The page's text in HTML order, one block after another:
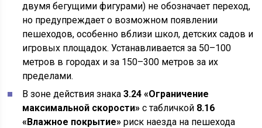
двумя бегущими фигурами) не обозначает переход,
но предупреждает о возможном появлении
пешеходов, особенно вблизи школ, детских садов и
игровых площадок. Устанавливается за 50–100
метров в городах и за 150–300 метров за их
пределами.
В зоне действия знака3.24 «Ограничение
максимальной скорости» с табличкой 8.16
«Влажное покрытие» риск наезда на пешехода